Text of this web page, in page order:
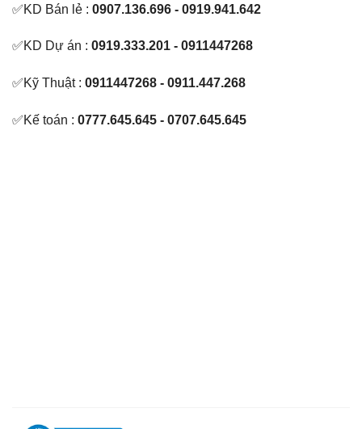
✅KD Bán lẻ : 0907.136.696 - 0919.941.642
✅KD Dự án : 0919.333.201 - 0911447268
✅Kỹ Thuật : 0911447268 - 0911.447.268
✅Kế toán : 0777.645.645 - 0707.645.645